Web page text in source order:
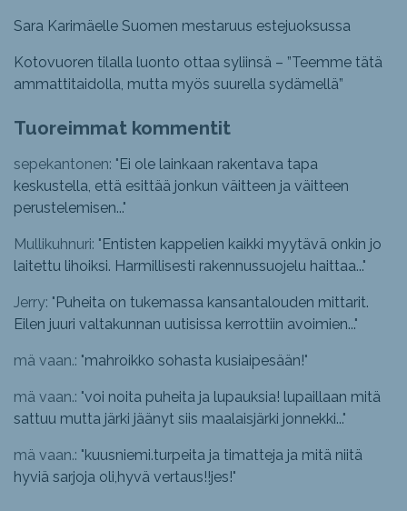
Sara Karimäelle Suomen mestaruus estejuoksussa
Kotovuoren tilalla luonto ottaa syliinsä – ”Teemme tätä
ammattitaidolla, mutta myös suurella sydämellä”
Tuoreimmat kommentit
sepekantonen: "Ei ole lainkaan rakentava tapa
keskustella, että esittää jonkun väitteen ja väitteen
perustelemisen..."
Mullikuhnuri: "Entisten kappelien kaikki myytävä onkin jo
laitettu lihoiksi. Harmillisesti rakennussuojelu haittaa..."
Jerry: "Puheita on tukemassa kansantalouden mittarit.
Eilen juuri valtakunnan uutisissa kerrottiin avoimien..."
mä vaan.: "mahroikko sohasta kusiaipesään!"
mä vaan.: "voi noita puheita ja lupauksia! lupaillaan mitä
sattuu mutta järki jäänyt siis maalaisjärki jonnekki..."
mä vaan.: "kuusniemi.turpeita ja timatteja ja mitä niitä
hyviä sarjoja oli,hyvä vertaus!!jes!"